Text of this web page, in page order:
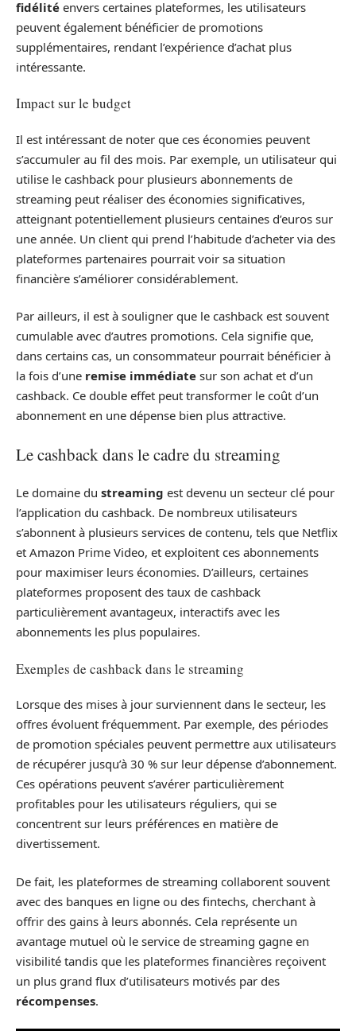
fidélité envers certaines plateformes, les utilisateurs
peuvent également bénéficier de promotions
supplémentaires, rendant l’expérience d’achat plus
intéressante.
Impact sur le budget
Il est intéressant de noter que ces économies peuvent
s’accumuler au fil des mois. Par exemple, un utilisateur qui
utilise le cashback pour plusieurs abonnements de
streaming peut réaliser des économies significatives,
atteignant potentiellement plusieurs centaines d’euros sur
une année. Un client qui prend l’habitude d’acheter via des
plateformes partenaires pourrait voir sa situation
financière s’améliorer considérablement.
Par ailleurs, il est à souligner que le cashback est souvent
cumulable avec d’autres promotions. Cela signifie que,
dans certains cas, un consommateur pourrait bénéficier à
la fois d’une remise immédiate sur son achat et d’un
cashback. Ce double effet peut transformer le coût d’un
abonnement en une dépense bien plus attractive.
Le cashback dans le cadre du streaming
Le domaine du streaming est devenu un secteur clé pour
l’application du cashback. De nombreux utilisateurs
s’abonnent à plusieurs services de contenu, tels que Netflix
et Amazon Prime Video, et exploitent ces abonnements
pour maximiser leurs économies. D’ailleurs, certaines
plateformes proposent des taux de cashback
particulièrement avantageux, interactifs avec les
abonnements les plus populaires.
Exemples de cashback dans le streaming
Lorsque des mises à jour surviennent dans le secteur, les
offres évoluent fréquemment. Par exemple, des périodes
de promotion spéciales peuvent permettre aux utilisateurs
de récupérer jusqu’à 30 % sur leur dépense d’abonnement.
Ces opérations peuvent s’avérer particulièrement
profitables pour les utilisateurs réguliers, qui se
concentrent sur leurs préférences en matière de
divertissement.
De fait, les plateformes de streaming collaborent souvent
avec des banques en ligne ou des fintechs, cherchant à
offrir des gains à leurs abonnés. Cela représente un
avantage mutuel où le service de streaming gagne en
visibilité tandis que les plateformes financières reçoivent
un plus grand flux d’utilisateurs motivés par des
récompenses.